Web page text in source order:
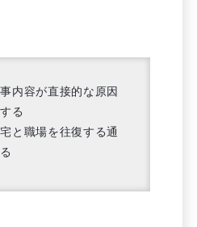
内容が直接的な原因
る
と職場を往復する通